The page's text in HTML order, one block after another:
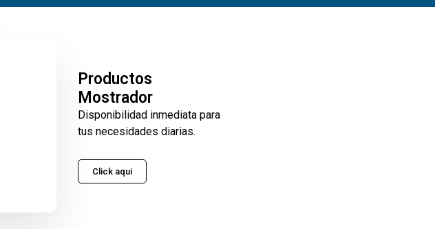
Productos
Mostrador
Disponibilidad inmediata para
tus necesidades diarias.
Click aqui